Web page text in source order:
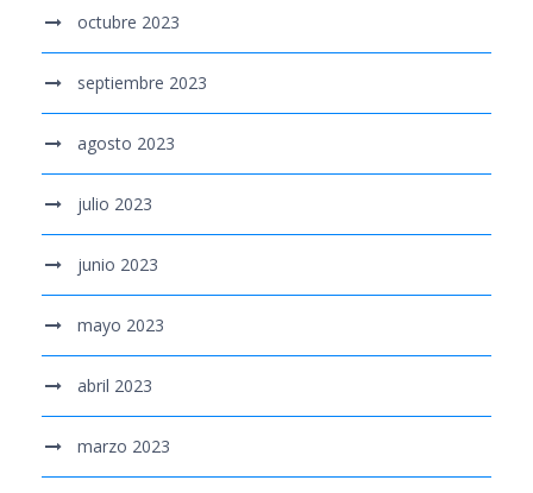
octubre 2023
septiembre 2023
agosto 2023
julio 2023
junio 2023
mayo 2023
abril 2023
marzo 2023